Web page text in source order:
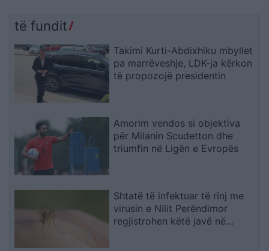
të fundit
Takimi Kurti-Abdixhiku mbyllet
pa marrëveshje, LDK-ja kërkon
të propozojë presidentin
Amorim vendos si objektiva
për Milanin Scudetton dhe
triumfin në Ligën e Evropës
Shtatë të infektuar të rinj me
virusin e Nilit Perëndimor
regjistrohen këtë javë në